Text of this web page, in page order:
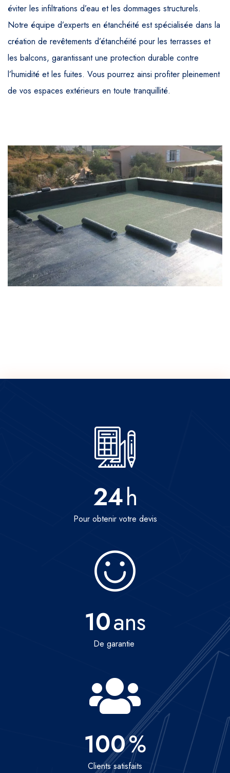
éviter les infiltrations d’eau et les dommages structurels.
Notre équipe d’experts en étanchéité est spécialisée dans la
création de revêtements d’étanchéité pour les terrasses et
les balcons, garantissant une protection durable contre
l’humidité et les fuites. Vous pourrez ainsi profiter pleinement
de vos espaces extérieurs en toute tranquillité.
24h
Pour obtenir votre devis
10ans
De garantie
100%
Clients satisfaits